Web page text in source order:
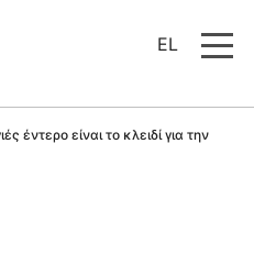
EL
έντερο είναι το κλειδί για την